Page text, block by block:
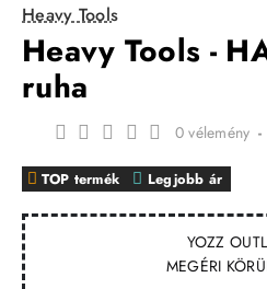
Heavy Tools
Heavy Tools -
ruha
YOZZ
MEGÉRI
TOP termék Legjobb ár
0 vélemény -